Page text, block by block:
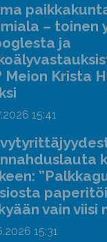
– toinen
ja
Meion Krista
15:41
vain viisi
15:31